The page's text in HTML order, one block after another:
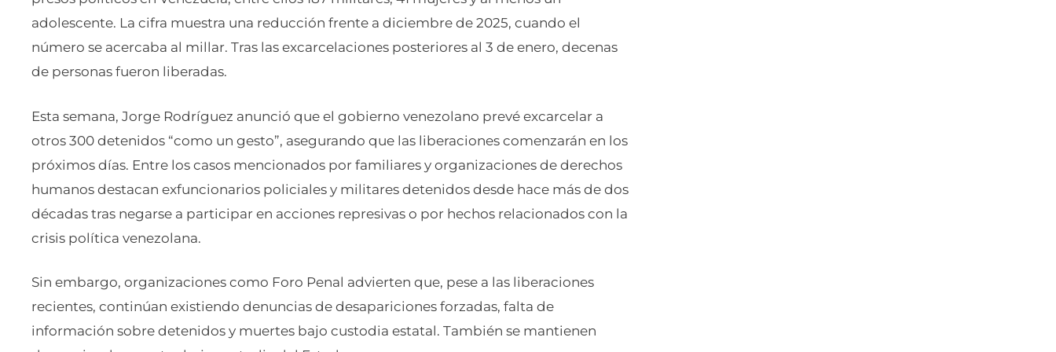
adolescente. La cifra muestra una reducción frente a diciembre de 2025, cuando el
número se acercaba al millar. Tras las excarcelaciones posteriores al 3 de enero, decenas
de personas fueron liberadas.
Esta semana, Jorge Rodríguez anunció que el gobierno venezolano prevé excarcelar a
otros 300 detenidos “como un gesto”, asegurando que las liberaciones comenzarán en los
próximos días. Entre los casos mencionados por familiares y organizaciones de derechos
humanos destacan exfuncionarios policiales y militares detenidos desde hace más de dos
décadas tras negarse a participar en acciones represivas o por hechos relacionados con la
crisis política venezolana.
Sin embargo, organizaciones como Foro Penal advierten que, pese a las liberaciones
recientes, continúan existiendo denuncias de desapariciones forzadas, falta de
información sobre detenidos y muertes bajo custodia estatal. También se mantienen